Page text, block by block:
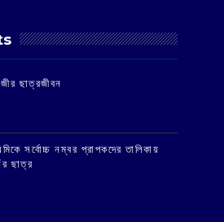
ছাত্রজীবন
সর্বোচ্চ নম্বর প্রাপকদের তালিকায়
ছাত্র